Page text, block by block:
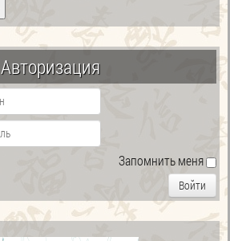
Авторизация
Запомнить меня
Войти